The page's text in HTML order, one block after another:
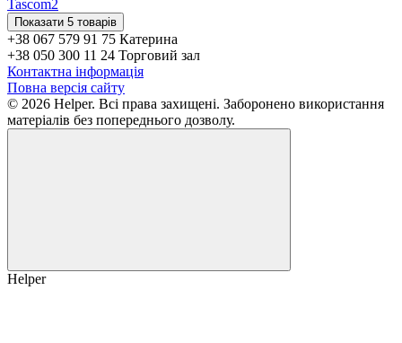
Tascom2
Показати 5 товарів
+38 067 579 91 75 Катерина
+38 050 300 11 24 Торговий зал
Контактна інформація
Повна версія сайту
© 2026 Helper. Всі права захищені. Заборонено використання
матеріалів без попереднього дозволу.
Helper